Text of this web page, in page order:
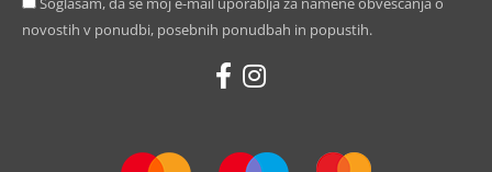
novostih v ponudbi, posebnih ponudbah in popustih.